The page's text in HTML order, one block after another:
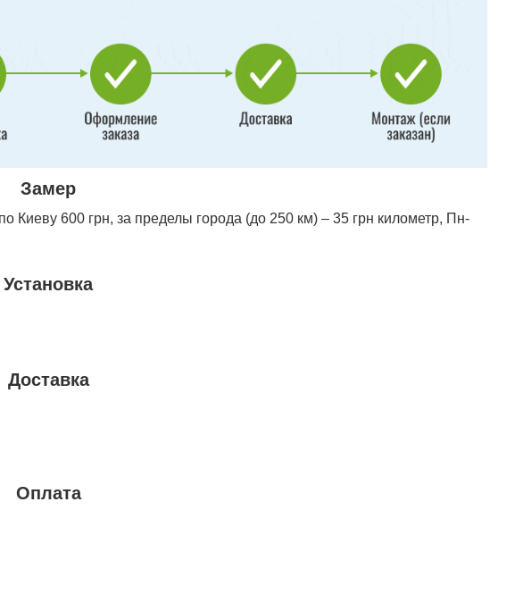
Замер
Киеву 600 грн, за пределы города (до 250 км) – 35 грн километр, Пн-
Установка
Доставка
Оплата